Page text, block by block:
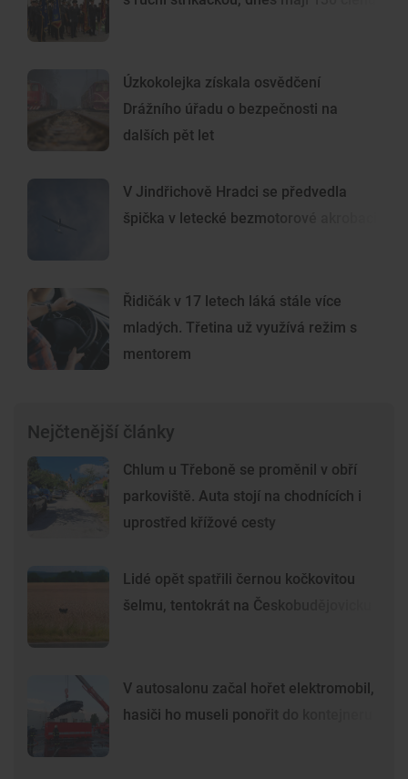
Úzkokolejka získala osvědčení
Drážního úřadu o bezpečnosti na
dalších pět let
V Jindřichově Hradci se předvedla
špička v letecké bezmotorové akrobacii
Řidičák v 17 letech láká stále více
mladých. Třetina už využívá režim s
mentorem
Nejčtenější články
Chlum u Třeboně se proměnil v obří
parkoviště. Auta stojí na chodnících i
uprostřed křížové cesty
Lidé opět spatřili černou kočkovitou
šelmu, tentokrát na Českobudějovicku
V autosalonu začal hořet elektromobil,
hasiči ho museli ponořit do kontejneru